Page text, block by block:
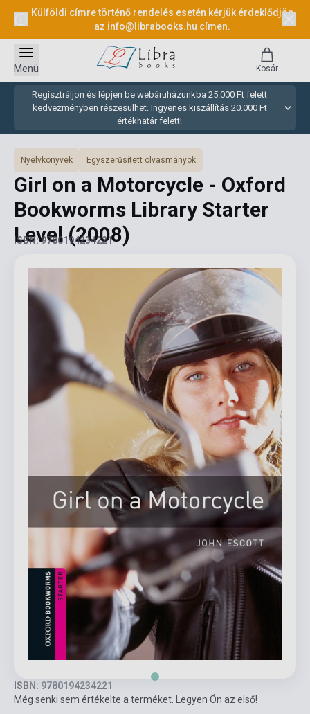
Külföldi címre történő rendelés esetén kérjük érdeklődjön
az info@librabooks.hu címen.
Regisztráljon és lépjen be webáruházunkba 25.000 Ft felett
kedvezményben részesülhet. Ingyenes kiszállítás 20.000 Ft
értékhatár felett!
Menü Kosár
Nyelvkönyvek Egyszerűsített olvasmányok
Girl on a Motorcycle - Oxford
Bookworms Library Starter
Level(2008)
ISBN: 9780194234221
ISBN: 9780194234221
Még senki sem értékelte a terméket. Legyen Ön az első!